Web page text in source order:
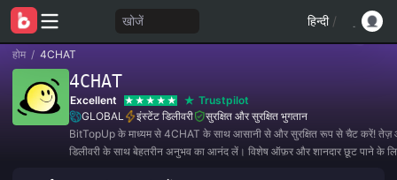
खोजें हिन्दी /
होम / 4CHAT
4CHAT
Excellent
Trustpilot
GLOBAL
इंस्टेंट डिलीवरी
सुरक्षित और सुरक्षित भुगतान
BitTopUp के माध्यम से 4CHAT के साथ आसानी से और सुरक्षित रूप से चैट करें! तेज़
डिलीवरी के साथ बेहतरीन अनुभव का आनंद लें। विशेष ऑफ़र और शानदार छूट पाने के